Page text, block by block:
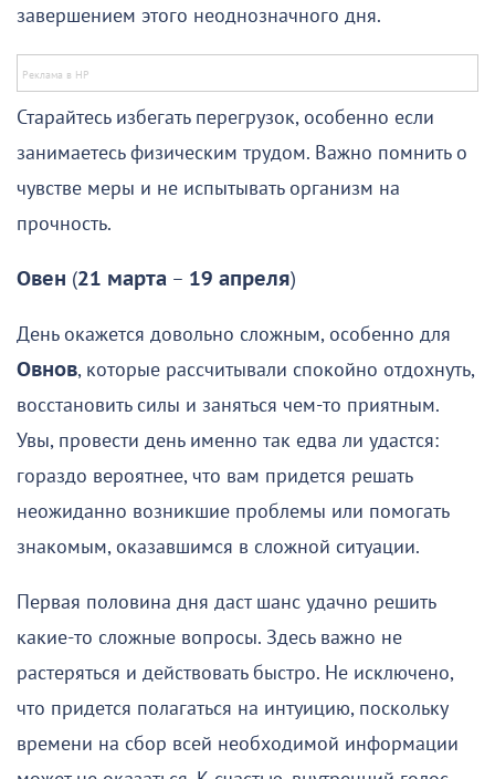
завершением этого неоднозначного дня.
Старайтесь избегать перегрузок, особенно если
занимаетесь физическим трудом. Важно помнить о
чувстве меры и не испытывать организм на
прочность.
Овен (21 марта – 19 апреля)
День окажется довольно сложным, особенно для
Овнов, которые рассчитывали спокойно отдохнуть,
восстановить силы и заняться чем-то приятным.
Увы, провести день именно так едва ли удастся:
гораздо вероятнее, что вам придется решать
неожиданно возникшие проблемы или помогать
знакомым, оказавшимся в сложной ситуации.
Первая половина дня даст шанс удачно решить
какие-то сложные вопросы. Здесь важно не
растеряться и действовать быстро. Не исключено,
что придется полагаться на интуицию, поскольку
времени на сбор всей необходимой информации